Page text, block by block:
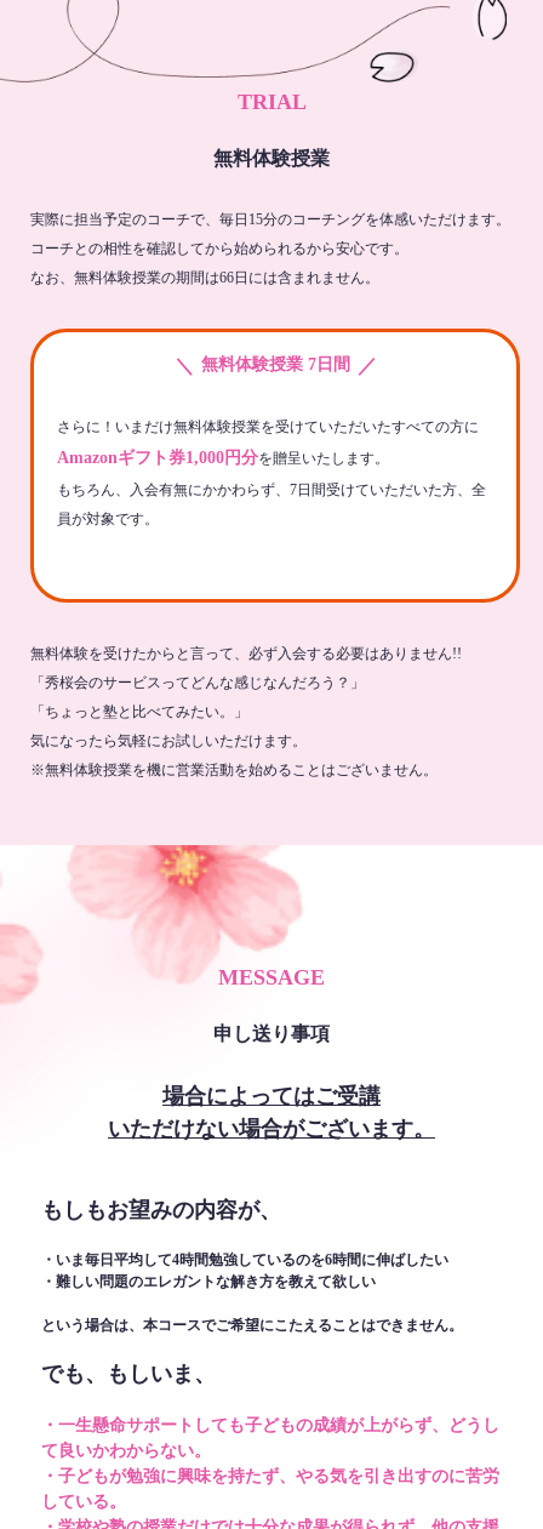
TRIAL
無料体験授業
実際に担当予定のコーチで、毎日15分のコーチングを体感いただけます。
コーチとの相性を確認してから始められるから安心です。
なお、無料体験授業の期間は66日には含まれません。
＼ 無料体験授業 7日間 ／
さらに！いまだけ無料体験授業を受けていただいたすべての方に
Amazonギフト券1,000円分を贈呈いたします。
もちろん、入会有無にかかわらず、7日間受けていただいた方、全
員が対象です。
無料体験を受けたからと言って、必ず入会する必要はありません!!
「秀桜会のサービスってどんな感じなんだろう？」
「ちょっと塾と比べてみたい。」
気になったら気軽にお試しいただけます。
※無料体験授業を機に営業活動を始めることはございません。
MESSAGE
申し送り事項
場合によってはご受講
いただけない場合がございます。
もしもお望みの内容が、
・いま毎日平均して4時間勉強しているのを6時間に伸ばしたい
・難しい問題のエレガントな解き方を教えて欲しい
という場合は、本コースでご希望にこたえることはできません。
でも、もしいま、
・一生懸命サポートしても子どもの成績が上がらず、どうし
て良いかわからない。
・子どもが勉強に興味を持たず、やる気を引き出すのに苦労
している。